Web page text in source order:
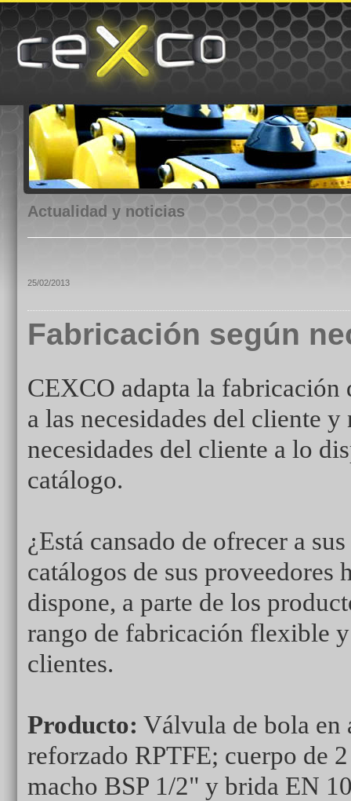
Actualidad y noticias
25/02/2013
Fabricación según
CEXCO adapta la fabricación
a las necesidades del cliente y
necesidades del cliente a lo
catálogo.
¿Está cansado de ofrecer a
catálogos de sus proveedores
dispone, a parte de los
rango de fabricación flexible y
clientes.
Producto: Válvula de bola en
reforzado RPTFE; cuerpo de
macho BSP 1/2" y brida EN